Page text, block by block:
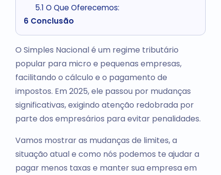
5.1 O Que Oferecemos:
6 Conclusão
O Simples Nacional é um regime tributário
popular para micro e pequenas empresas,
facilitando o cálculo e o pagamento de
impostos. Em 2025, ele passou por mudanças
significativas, exigindo atenção redobrada por
parte dos empresários para evitar penalidades.
Vamos mostrar as mudanças de limites, a
situação atual e como nós podemos te ajudar a
pagar menos taxas e manter sua empresa em